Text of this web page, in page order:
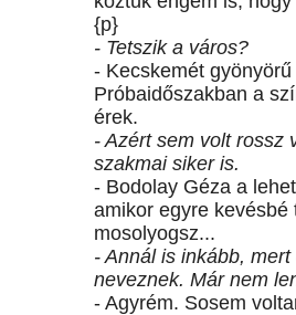
{p}
- Tetszik a város?
- Kecskemét
Próbaidőszakban a
érek.
- Azért sem volt rossz
szakmai siker is.
- Bodolay Géza a
amikor egyre
mosolyogsz...
- Annál is inkább,
neveznek. Már nem
- Agyrém. Sosem